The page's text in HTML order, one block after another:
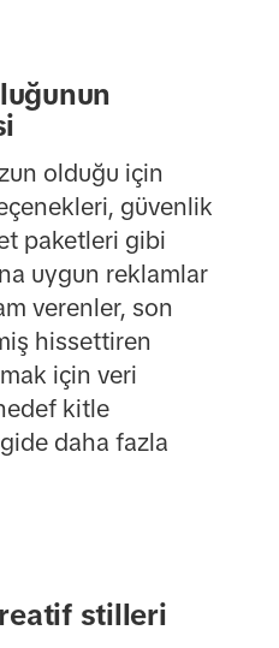
olduğu için
güvenlik
paketleri gibi
uygun reklamlar
verenler, son
hissettiren
için veri
kitle
daha fazla
stilleri